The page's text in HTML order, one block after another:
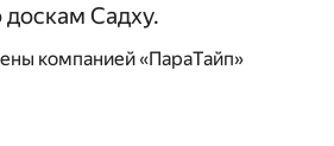
доскам Садху.
компанией «ПараТайп»